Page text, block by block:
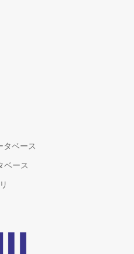
タベース
ベース